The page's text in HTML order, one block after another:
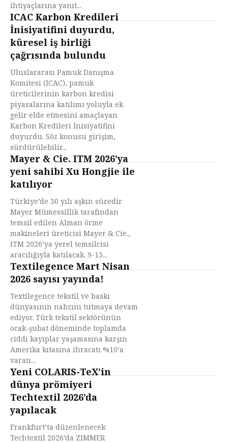
ihtiyaçlarına yanıt...
ICAC Karbon Kredileri
İnisiyatifini duyurdu,
küresel iş birliği
çağrısında bulundu
Uluslararası Pamuk Danışma
Komitesi (ICAC), pamuk
üreticilerinin karbon kredisi
piyasalarına katılımı yoluyla ek
gelir elde etmesini amaçlayan
Karbon Kredileri İnisiyatifini
duyurdu. Söz konusu girişim,
sürdürülebilir...
Mayer & Cie. ITM 2026’ya
yeni sahibi Xu Hongjie ile
katılıyor
Türkiye’de 30 yılı aşkın süredir
Mayer Mümessillik tarafından
temsil edilen Alman örme
makineleri üreticisi Mayer & Cie.,
ITM 2026’ya yerel temsilcisi
aracılığıyla katılacak. 9-13...
Textilegence Mart Nisan
2026 sayısı yayında!
Textilegence tekstil ve baskı
dünyasının nabzını tutmaya devam
ediyor. Türk tekstil sektörünün
ocak-şubat döneminde toplamda
ciddi kayıplar yaşamasına karşın
Amerika kıtasına ihracatı %10’a
varan...
Yeni COLARIS-TeX’in
dünya prömiyeri
Techtextil 2026’da
yapılacak
Frankfurt’ta düzenlenecek
Techtextil 2026’da ZIMMER